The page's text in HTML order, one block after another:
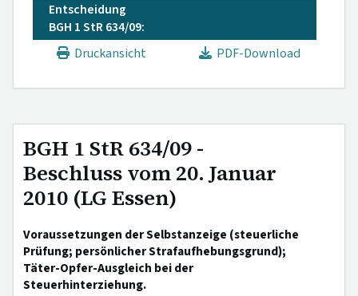
Entscheidung
BGH 1 StR 634/09:
Druckansicht
PDF-Download
BGH 1 StR 634/09 -
Beschluss vom 20. Januar
2010 (LG Essen)
Voraussetzungen der Selbstanzeige (steuerliche
Prüfung; persönlicher Strafaufhebungsgrund);
Täter-Opfer-Ausgleich bei der
Steuerhinterziehung.